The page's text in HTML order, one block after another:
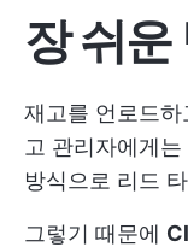
장 쉬
재고를 언로드
고 관리자에게
방식으로 리드
그렇기 때문에